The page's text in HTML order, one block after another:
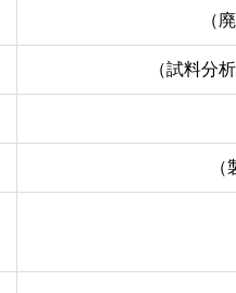
（
（試料分